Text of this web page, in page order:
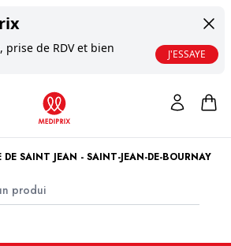
prise de RDV et bien
J'ESSAYE
SAINT JEAN - SAINT-JEAN-DE-BOURNAY